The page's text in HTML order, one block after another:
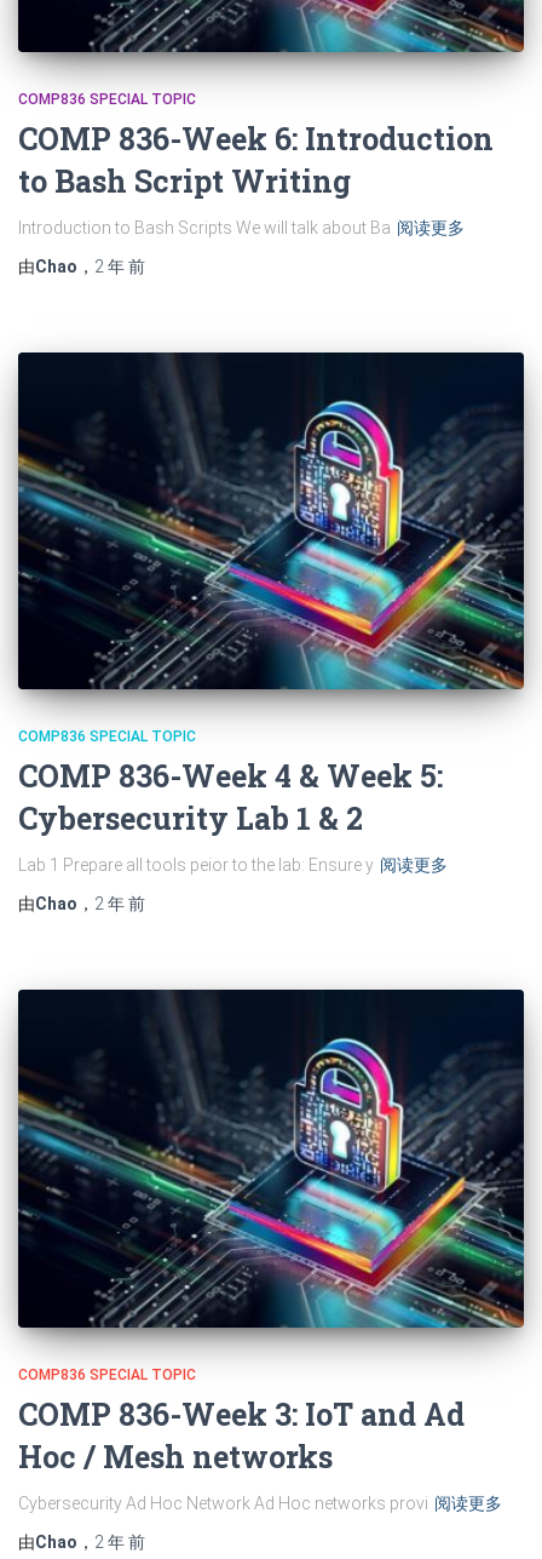
COMP836 SPECIAL TOPIC
COMP 836-Week 6: Introduction
to Bash Script Writing
Introduction to Bash Scripts We will talk about Ba 阅读更多
由Chao ， 2 年前
COMP836 SPECIAL TOPIC
COMP 836-Week 4 & Week 5:
Cybersecurity Lab 1 & 2
Lab 1 Prepare all tools peior to the lab: Ensure y 阅读更多
由Chao ， 2 年前
COMP836 SPECIAL TOPIC
COMP 836-Week 3: IoT and Ad
Hoc / Mesh networks
Cybersecurity Ad Hoc Network Ad Hoc networks provi 阅读更多
由Chao ， 2 年前